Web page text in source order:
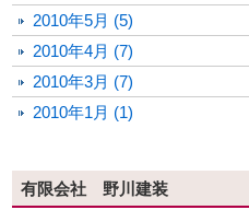
2010年5月 (5)
2010年4月 (7)
2010年3月 (7)
2010年1月 (1)
有限会社 野川建装